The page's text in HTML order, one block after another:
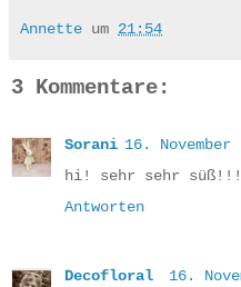
Annette um 21:54
3 Kommentare:
Sorani 16. November
hi! sehr sehr
Antworten
Decofloral
16.